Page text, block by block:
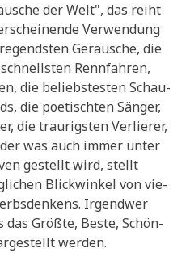
der Welt", das reiht
Ver­wen­dung
Geräu­sche, die
Renn­fah­ren,
die belieb­ste­sten Schau­
die poe­tisch­ten Sän­ger,
die trau­rig­sten Ver­lie­rer,
was auch immer unter
gestellt wird, stellt
Blick­win­kel von vie­
Irgend­wer
das Größ­te, Beste, Schön­
werden.